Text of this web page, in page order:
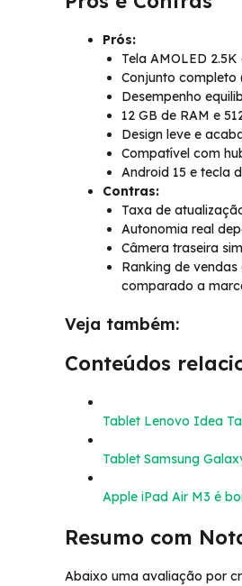
Prós:
Tela AMOLED
Conjunto completo
Desempenho
12 GB de RAM e
Design leve e
Compatível com
Android 15 e tecla
Contras:
Taxa de
Autonomia real
Câmera traseira
Ranking de
comparado a
Veja também:
Conteúdos
Tablet Lenovo Idea
Tablet Samsung
Apple iPad Air M3 é
Resumo com
Abaixo uma avaliação por